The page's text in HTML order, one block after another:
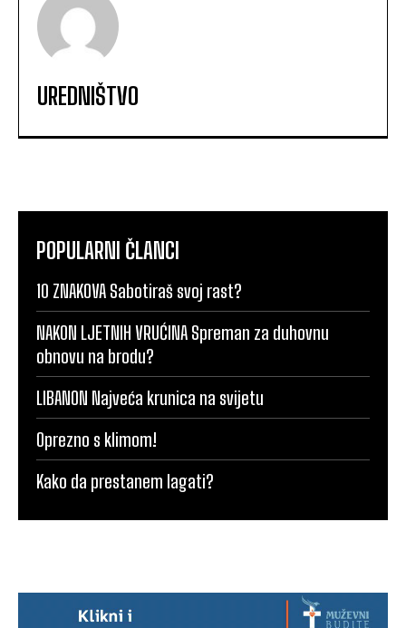
UREDNIŠTVO
POPULARNI ČLANCI
10 ZNAKOVA Sabotiraš svoj rast?
NAKON LJETNIH VRUĆINA Spreman za duhovnu
obnovu na brodu?
LIBANON Najveća krunica na svijetu
Oprezno s klimom!
Kako da prestanem lagati?